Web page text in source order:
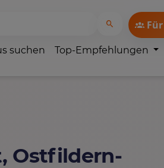
suchen Top-Empfehlungen
Ostfildern-